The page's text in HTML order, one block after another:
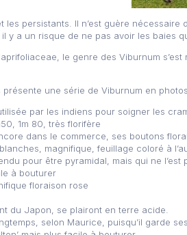
persistants. Il n’est guère
y a un risque de ne pas avoir les baies
le genre des Viburnum
une série de Viburnum en
par les indiens pour soigner les
1m 80, très florifère
dans le commerce, ses boutons
magnifique, feuillage coloré à
pour être pyramidal, mais qui ne l’est
à bouturer
floraison rose
du Japon, se plairont en terre acide.
selon Maurice, puisqu’il garde